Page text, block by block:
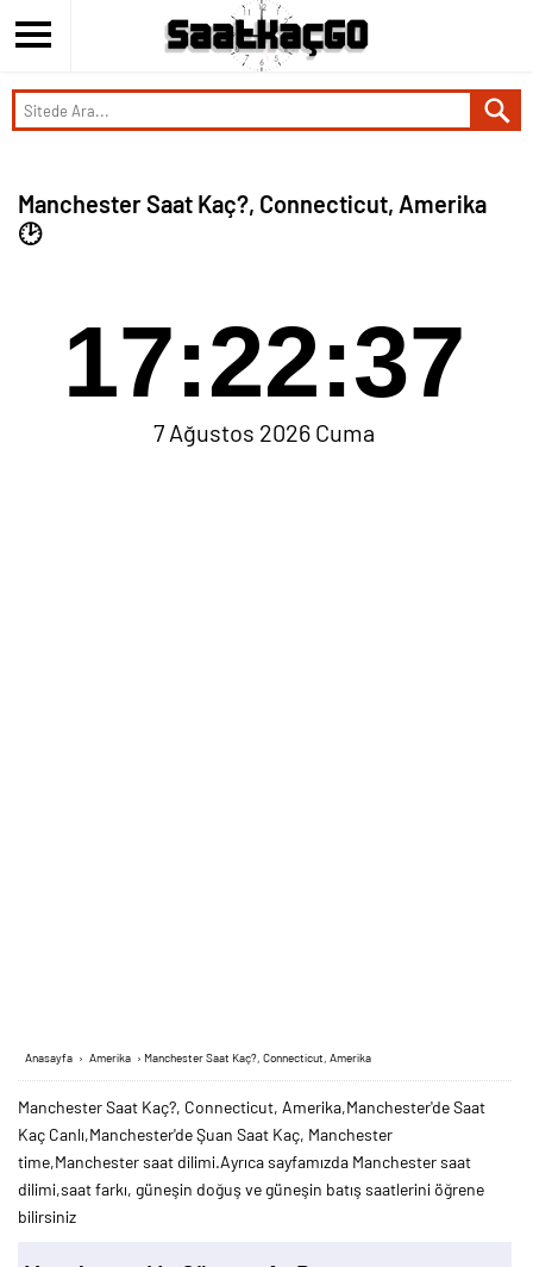
Manchester Saat Kaç?, Connecticut, Amerika
🕑
17:22:37
7 Ağustos 2026 Cuma
Anasayfa › Amerika › Manchester Saat Kaç?, Connecticut, Amerika
Manchester Saat Kaç?, Connecticut, Amerika,Manchester'de Saat
Kaç Canlı,Manchester'de Şuan Saat Kaç, Manchester
time,Manchester saat dilimi.Ayrıca sayfamızda Manchester saat
dilimi,saat farkı, güneşin doğuş ve güneşin batış saatlerini öğrene
bilirsiniz